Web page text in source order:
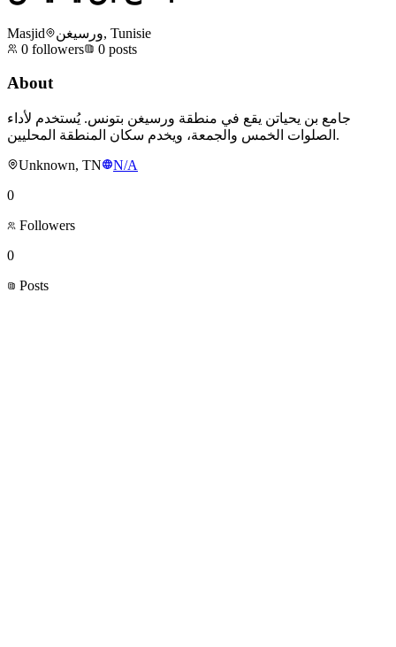
Masjid
ورسيغن, Tunisie
0 followers 0 posts
About
جامع بن يحياتن يقع في منطقة ورسيغن بتونس. يُستخدم لأداء
الصلوات الخمس والجمعة، ويخدم سكان المنطقة المحليين.
Unknown, TN
N/A
0
Followers
0
Posts